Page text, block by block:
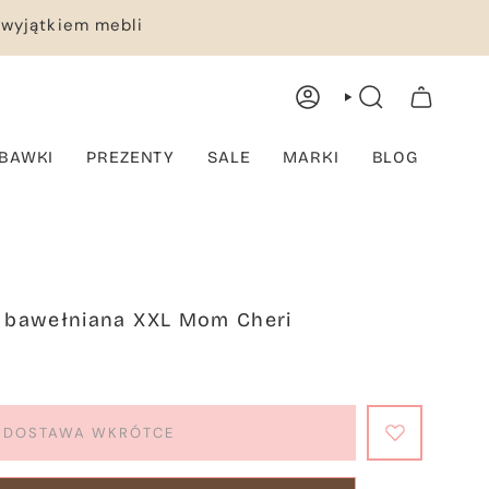
mebli
KONTO WYSZUKIWANIE
PREZENTY SALE MARKI BLOG
XXL Mom Cheri
DOSTAWA WKRÓTCE